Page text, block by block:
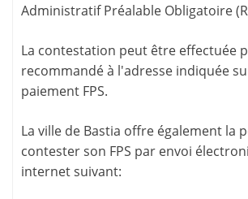
Administratif Préalable Obligatoire
La contestation peut être effectuée
recommandé à l'adresse indiquée
paiement FPS.
La ville de Bastia offre également la
contester son FPS par envoi
internet suivant: